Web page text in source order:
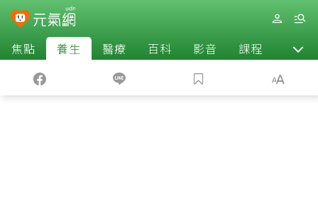
焦點 養生 醫療 百科 影音 課程 退休